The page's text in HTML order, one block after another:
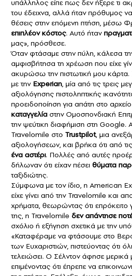
υπάλληλος είπε πως δεν ήξερε τι
του έδειχνα, αλλά ήταν πρόθυμος
θέσεις στην επόμενη πτήση, μέσω
επιπλέον κόστος. Αυτό ήταν
μας», πρόσθεσε.
Όταν φτάσαμε στην πύλη, κάλεσα
αμφισβήτησα τη χρέωση που είχε
ακυρώσω την πιστωτική μου κάρτα.
με την Experian, μία από τις τρεις
αξιολόγησης πιστοληπτικής
προειδοποίηση για απάτη στο
καταγγελία στην Ομοσπονδιακή
την ψεύτικη διαφήμιση στη Google.
Travelomile στο Trustpilot, μια
αξιολογήσεων, και βρήκα ότι από τις
ένα αστέρι. Πολλές από αυτές
δήλωναν ότι είχαν πέσει θύματα
ταξιδιώτης.
Σύμφωνα με τον ίδιο, η American
είχε γίνει από την Travelomile και
χρήματα, θεωρώντας ότι επρόκειτο
της, η Travelomile δεν απάντησε
σχόλιο ή εξήγηση σχετικά με την
«Καταφέραμε να φτάσουμε στο
των Ευχαριστιών, πιστεύοντας ότι
τελειώσει. Ο Σέλντον άφησε
επιμένοντας ότι έπρεπε να